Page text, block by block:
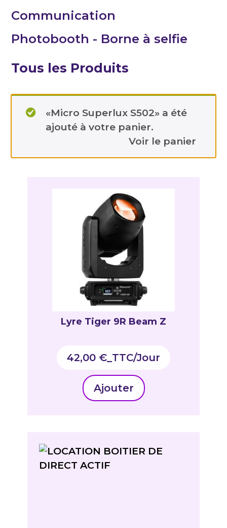
Communication
Photobooth - Borne à selfie
Tous les Produits
«Micro Superlux S502» a été
ajouté à votre panier.
Voir le panier
Lyre Tiger 9R Beam Z
42,00 €_TTC
Ajouter